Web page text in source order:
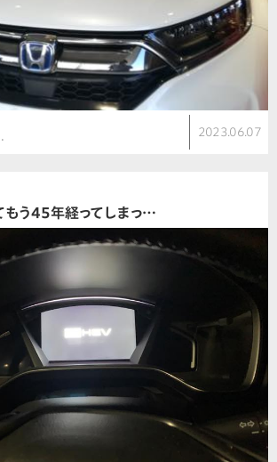
2023.06.07
もう45年経ってしまっ…